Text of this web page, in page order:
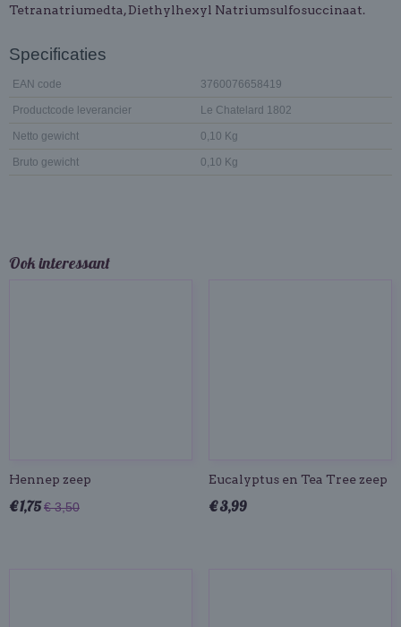
Tetranatriumedta, Diethylhexyl Natriumsulfosuccinaat.
Specificaties
EAN code 3760076658419
Productcode leverancier Le Chatelard 1802
Netto gewicht 0,10 Kg
Bruto gewicht 0,10 Kg
Ook interessant
Hennep zeep
€ 1,75€ 3,50
Eucalyptus en Tea Tree zeep
€ 3,99